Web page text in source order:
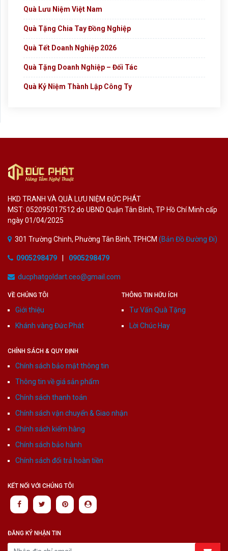
Quà Lưu Niệm Việt Nam
Quà Tặng Chia Tay Đồng Nghiệp
Quà Tết Doanh Nghiệp 2026
Quà Tặng Doanh Nghiệp – Đối Tác
Quà Kỷ Niệm Thành Lập Công Ty
HKD TRANH VÀ QUÀ LƯU NIỆM ĐỨC PHÁT
MST: 052095017512 do UBND Quận Tân Bình, TP Hồ Chí Minh cấp
ngày 01/04/2025
301 Trường Chinh, Phường Tân Bình, TPHCM (Bản Đồ Đường Đi)
0905298479 0905298479
ducphatgoldart.ceo@gmail.com
VỀ CHÚNG TÔI
Giới thiệu
Khánh vàng Đức Phát
THÔNG TIN HỮU ÍCH
Tư Vấn Quà Tặng
Lời Chúc Hay
CHÍNH SÁCH & QUY ĐỊNH
Chính sách bảo mật thông tin
Thông tin về giá sản phẩm
Chính sách thanh toán
Chính sách vận chuyển & Giao nhận
Chính sách kiểm hàng
Chính sách bảo hành
Chính sách đổi trả hoàn tiền
KẾT NỐI VỚI CHÚNG TÔI
ĐĂNG KÝ NHẬN TIN